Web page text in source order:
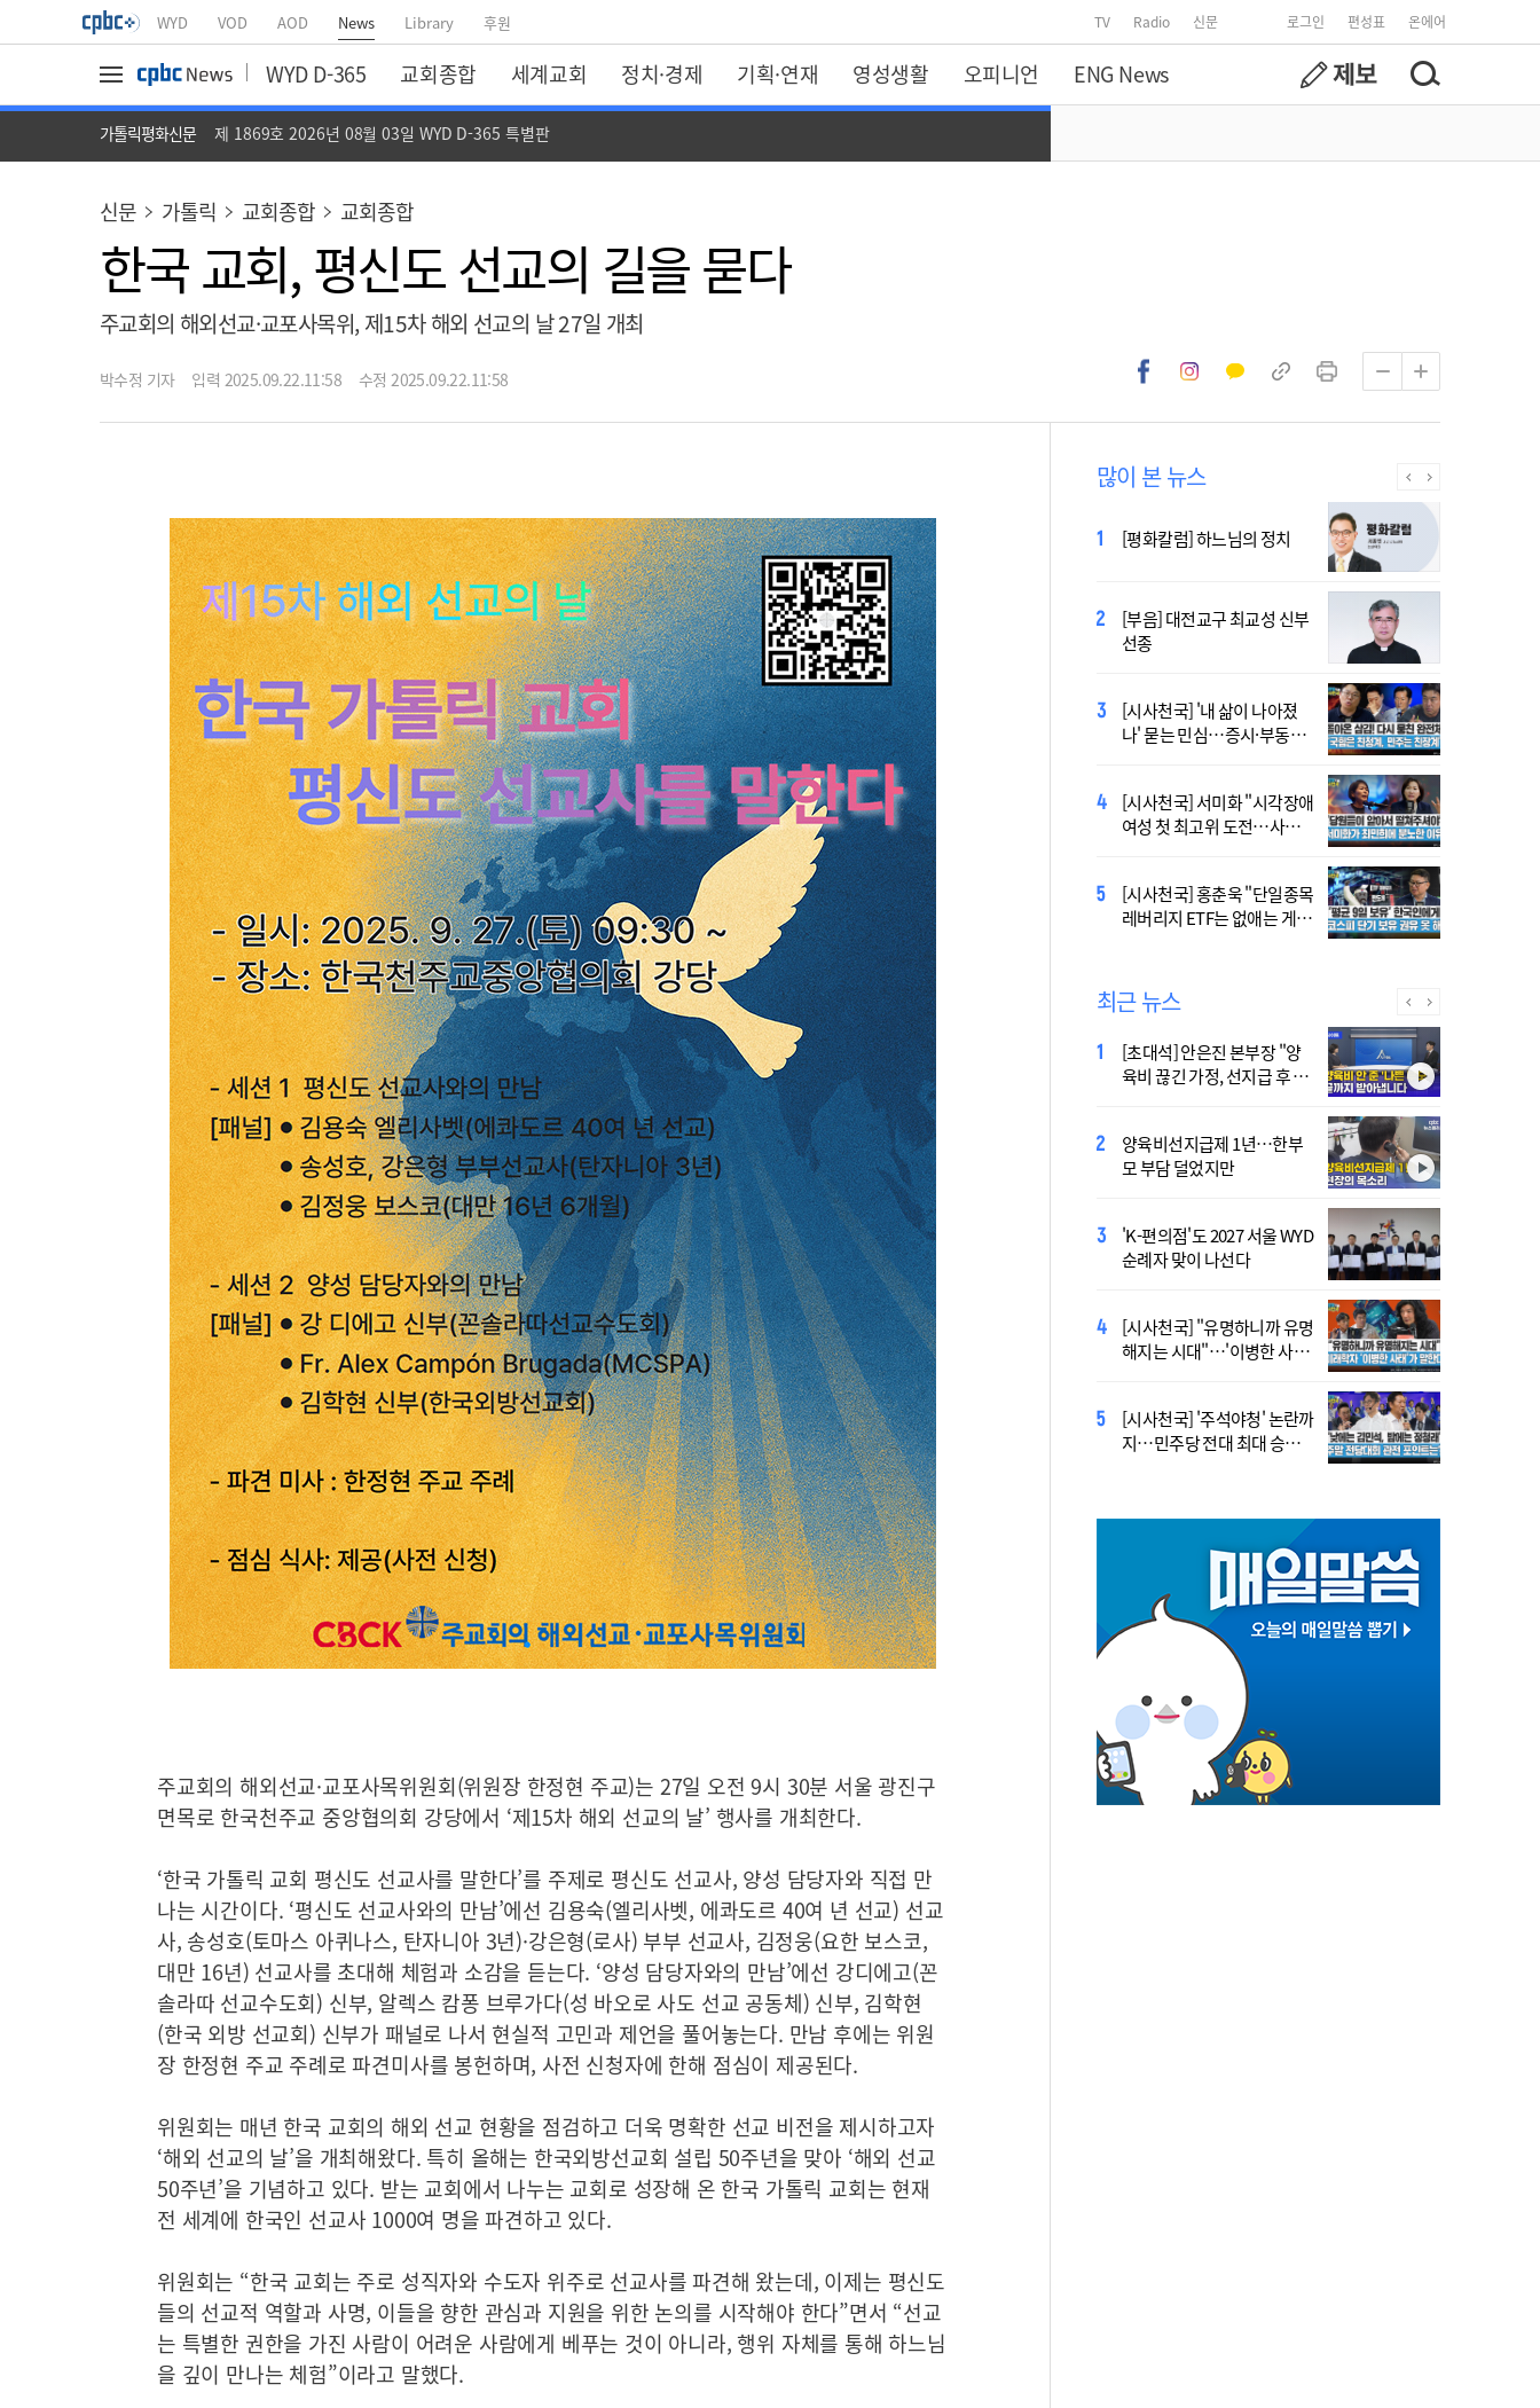
WYD VOD AOD News Library 후원 TV Radio 신문 로그인 편성표 온에어
WYD D-365 교회종합 세계교회 정치·경제 기획·연재 영성생활 오피니언 ENG News
가톨릭평화신문 제 1869호 2026년 08월 03일 WYD D-365 특별판
신문 가톨릭 교회종합 교회종합
한국 교회, 평신도 선교의 길을 묻다
주교회의 해외선교·교포사목위, 제15차 해외 선교의 날 27일 개최
박수정 기자 입력 2025.09.22.11:58 수정 2025.09.22.11:58
주교회의 해외선교·교포사목위원회(위원장 한정현 주교)는 27일 오전 9시 30분 서울 광진구
면목로 한국천주교 중앙협의회 강당에서 ‘제15차 해외 선교의 날’ 행사를 개최한다.
‘한국 가톨릭 교회 평신도 선교사를 말한다’를 주제로 평신도 선교사, 양성 담당자와 직접 만
나는 시간이다. ‘평신도 선교사와의 만남’에선 김용숙(엘리사벳, 에콰도르 40여 년 선교) 선교
사, 송성호(토마스 아퀴나스, 탄자니아 3년)·강은형(로사) 부부 선교사, 김정웅(요한 보스코,
대만 16년) 선교사를 초대해 체험과 소감을 듣는다. ‘양성 담당자와의 만남’에선 강디에고(꼰
솔라따 선교수도회) 신부, 알렉스 캄퐁 브루가다(성 바오로 사도 선교 공동체) 신부, 김학현
(한국 외방 선교회) 신부가 패널로 나서 현실적 고민과 제언을 풀어놓는다. 만남 후에는 위원
장 한정현 주교 주례로 파견미사를 봉헌하며, 사전 신청자에 한해 점심이 제공된다.
위원회는 매년 한국 교회의 해외 선교 현황을 점검하고 더욱 명확한 선교 비전을 제시하고자
‘해외 선교의 날’을 개최해왔다. 특히 올해는 한국외방선교회 설립 50주년을 맞아 ‘해외 선교
50주년’을 기념하고 있다. 받는 교회에서 나누는 교회로 성장해 온 한국 가톨릭 교회는 현재
전 세계에 한국인 선교사 1000여 명을 파견하고 있다.
위원회는 “한국 교회는 주로 성직자와 수도자 위주로 선교사를 파견해 왔는데, 이제는 평신도
들의 선교적 역할과 사명, 이들을 향한 관심과 지원을 위한 논의를 시작해야 한다”면서 “선교
는 특별한 권한을 가진 사람이 어려운 사람에게 베푸는 것이 아니라, 행위 자체를 통해 하느님
을 깊이 만나는 체험”이라고 말했다.
많이 본 뉴스
[평화칼럼] 하느님의 정치
[부음] 대전교구 최교성 신부
선종
[시사천국] '내 삶이 나아졌
나' 묻는 민심…증시·부동산
[시사천국] 서미화 "시각장애
여성 첫 최고위 도전…사회
[시사천국] 홍춘욱 "단일종목
레버리지 ETF는 없애는 게 맞
2027 서울 WYD 공식 주제가
오늘 공개…한국인 곡 선정
2027 서울 세계청년대회 주
제가 공개…희망의 선율 울
대전신학교 유학 사제, 중국
최연소 주교 됐다
433곡 뚫은 한국 청년의 노
래…2027 서울 WYD 공식 주
[시사천국] 서범수 '돌려차기'
발언 파장…"사석에서도 안
최근 뉴스
[초대석] 안은진 본부장 "양
육비 끊긴 가정, 선지급 후 아
양육비선지급제 1년…한부
모 부담 덜었지만
'K-편의점'도 2027 서울 WYD
순례자 맞이 나선다
[시사천국] "유명하니까 유명
해지는 시대"…'이병한 사
[시사천국] '주석야청' 논란까
지…민주당 전대 최대 승부
李 "국가폭력 다시는 없어
야"…피해자들에게 첫 직접
'호우 피해' 안동·의성 특별
재난지역 선포…국비 추가
폭염 '뉴 노멀' 시대…"한 단
계 높은 수준의 폭염"
[사제인사] 안동교구, 10일
부
'식중독 발생 9월이 가장 많
아'